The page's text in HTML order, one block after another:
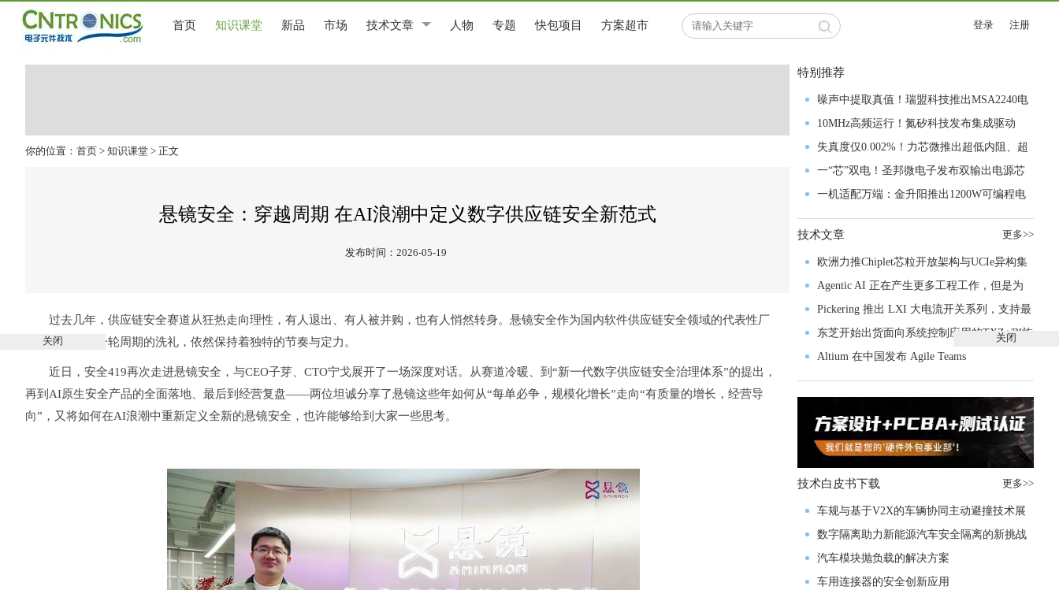
首页 知识课堂 新品 市场 技术文章 人物 专题 快包项目 方案超市 登录 注册
你的位置： 首页 > 知识课堂 > 正文
悬镜安全：穿越周期 在AI浪潮中定义数字供应链安全新范式
发布时间：2026-05-19
过去几年，供应链安全赛道从狂热走向理性，有人退出、有人被并购，也有人悄然转身。悬镜安全作为国内软件供应链安全领域的代表性厂
商，经历了这一轮周期的洗礼，依然保持着独特的节奏与定力。
近日，安全419再次走进悬镜安全，与CEO子芽、CTO宁戈展开了一场深度对话。从赛道冷暖、到“新一代数字供应链安全治理体系”的提出，
再到AI原生安全产品的全面落地、最后到经营复盘——两位坦诚分享了悬镜这些年如何从“每单必争，规模化增长”走向“有质量的增长，经营导
向”，又将如何在AI浪潮中重新定义全新的悬镜安全，也许能够给到大家一些思考。
特别推荐
噪声中提取真值！瑞盟科技推出MSA2240电
流检测芯片赋能多元高端测量场景
10MHz高频运行！氮矽科技发布集成驱动
GaN芯片，助力电源能效再攀新高
失真度仅0.002%！力芯微推出超低内阻、超
低失真4PST模拟开关
一“芯”双电！圣邦微电子发布双输出电源芯
片，简化AFE与音频设计
一机适配万端：金升阳推出1200W可编程电
源，赋能高端装备制造
技术文章 更多>>
欧洲力推Chiplet芯粒开放架构与UCIe异构集
成以加速其汽车产业生态智能化进程
Agentic AI 正在产生更多工程工作，但是为
什么系统开发进展并没有更快？
Pickering 推出 LXI 大电流开关系列，支持最
高 80A、300V 信号
东芝开始出货面向系统控制应用的TXZ+™族
入门级M4V组
Altium 在中国发布 Agile Teams
技术白皮书下载 更多>>
车规与基于V2X的车辆协同主动避撞技术展
望
数字隔离助力新能源汽车安全隔离的新挑战
汽车模块抛负载的解决方案
车用连接器的安全创新应用
关闭 关闭